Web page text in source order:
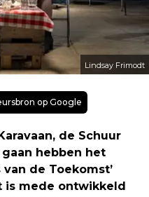
Lindsay Frimodt
op Google
de Schuur
hebben het
de Toekomst’
is mede ontwikkeld